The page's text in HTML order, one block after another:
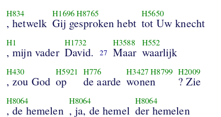
H834
, hetwelk
H1696H8765
Gij gesproken hebt
H5650
tot Uw knecht
H1
, mijn vader
H1732
David. 27
H3588
Maar
H552
waarlijk
H430
, zou God
H5921
op
H776
de aarde
H3427H8799
wonen
H2009
? Zie
H8064
, de hemelen
H8064
, ja, de hemel
H8064
der hemelen